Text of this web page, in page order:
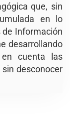
que, sin
en lo
de Información
desarrollando
cuenta las
desconocer